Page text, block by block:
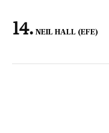
NEIL HALL (EFE)